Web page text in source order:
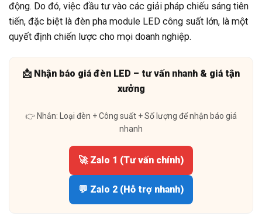
động. Do đó, việc đầu tư vào các giải pháp chiếu sáng tiên
tiến, đặc biệt là đèn pha module LED công suất lớn, là một
quyết định chiến lược cho mọi doanh nghiệp.
📩 Nhận báo giá đèn LED – tư vấn nhanh & giá tận
xưởng
👉 Nhắn: Loại đèn + Công suất + Số lượng để nhận báo giá
nhanh
🚀 Zalo 1 (Tư vấn chính)
💬 Zalo 2 (Hỗ trợ nhanh)